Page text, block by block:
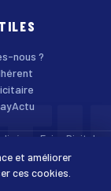
nous ?
par Enjoy Digital
et améliorer
ces cookies.